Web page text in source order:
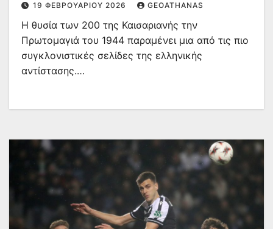
19 ΦΕΒΡΟΥΑΡΊΟΥ 2026 GEOATHANAS
Η θυσία των 200 της Καισαριανής την
Πρωτομαγιά του 1944 παραμένει μια από τις πιο
συγκλονιστικές σελίδες της ελληνικής
αντίστασης.…